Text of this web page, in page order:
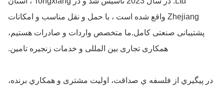
Zhejiang واقع شده است ، با حمل و نقل مناسب و امکانات
پشتیبانی صنعتی کامل.ما متخصص واردات و صادرات هستیم،
همکاری تجاری بین المللی و خدمات زنجیره تامین.
در پيگيري از فلسفه ي صداقت، اوليت مشتری و همکاري برنده،